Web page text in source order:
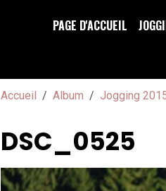
PAGE D'ACCUEIL
Accueil Album Jogging
DSC_0525